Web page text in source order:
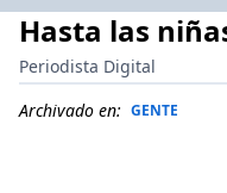
Hasta las
Periodista Digital
Archivado en: GENTE